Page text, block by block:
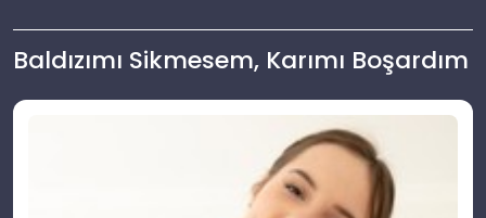
Baldızımı Sikmesem, Karımı Boşardım